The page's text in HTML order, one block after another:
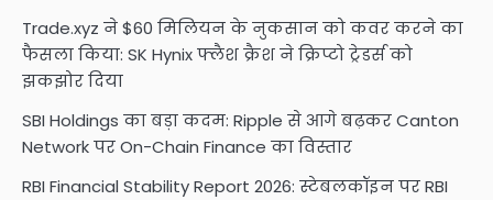
Trade.xyz ने $60 मिलियन के नुकसान को कवर करने का
फैसला किया: SK Hynix फ्लैश क्रैश ने क्रिप्टो ट्रेडर्स को
झकझोर दिया
SBI Holdings का बड़ा कदम: Ripple से आगे बढ़कर Canton
Network पर On-Chain Finance का विस्तार
RBI Financial Stability Report 2026: स्टेबलकॉइन पर RBI